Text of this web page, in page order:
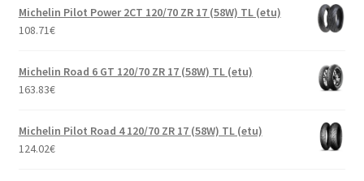
Michelin Pilot Power 2CT 120/70 ZR 17 (58W) TL (etu)
108.71€
Michelin Road 6 GT 120/70 ZR 17 (58W) TL (etu)
163.83€
Michelin Pilot Road 4 120/70 ZR 17 (58W) TL (etu)
124.02€